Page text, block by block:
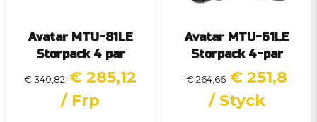
Avatar MTU-81LE
Storpack 4 par
€ 340,82 € 285,12
/ Frp
Avatar MTU-61LE
Storpack 4-par
€ 264,66 € 251,8
/ Styck